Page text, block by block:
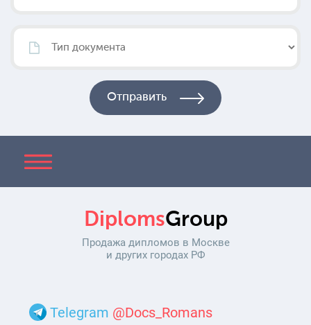
DiplomsGroup
Продажа дипломов в Москве
и других городах РФ
Telegram @Docs_Romans